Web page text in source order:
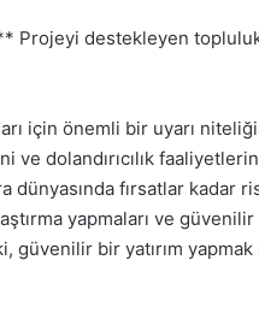
Projeyi destekleyen
için önemli bir uyarı
ve dolandırıcılık
dünyasında fırsatlar kadar
yapmaları ve
güvenilir bir yatırım